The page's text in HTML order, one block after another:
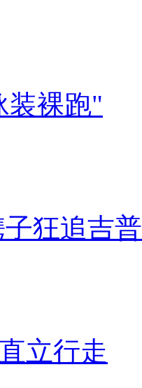
装裸跑"
狂追吉
立行走